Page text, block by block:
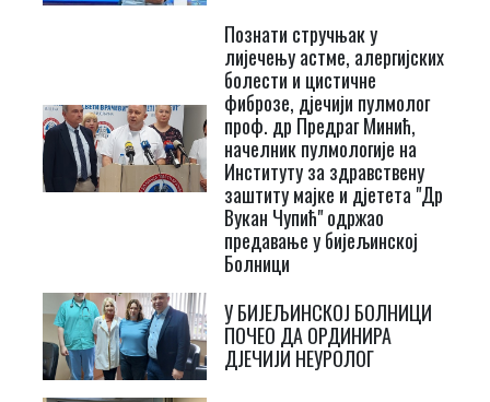
Познати стручњак у
лијечењу астме, алергијских
болести и цистичне
фиброзе, дјечији пулмолог
проф. др Предраг Минић,
начелник пулмологије на
Институту за здравствену
заштиту мајке и дјетета "Др
Вукан Чупић" одржао
предавање у бијељинској
Болници
У БИЈЕЉИНСКОЈ БОЛНИЦИ
ПОЧЕО ДА ОРДИНИРА
ДЈЕЧИЈИ НЕУРОЛОГ